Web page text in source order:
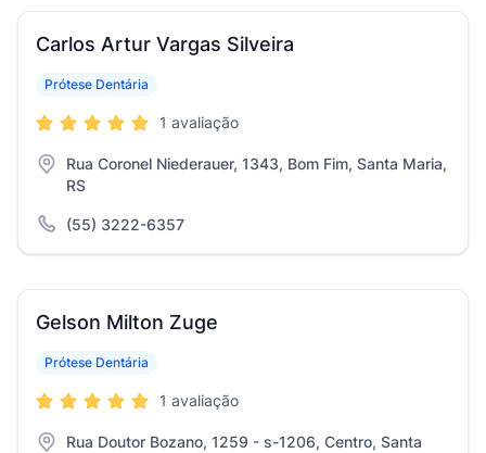
Carlos Artur Vargas Silveira
Prótese Dentária
1 avaliação
Rua Coronel Niederauer, 1343, Bom Fim, Santa Maria,
RS
(55) 3222-6357
Gelson Milton Zuge
Prótese Dentária
1 avaliação
Rua Doutor Bozano, 1259 - s-1206, Centro, Santa